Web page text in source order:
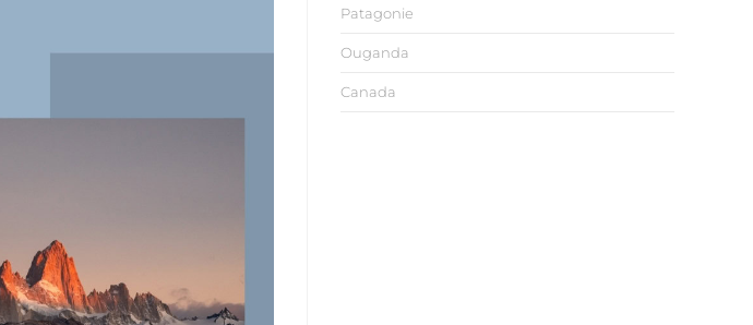
Patagonie
Ouganda
Canada